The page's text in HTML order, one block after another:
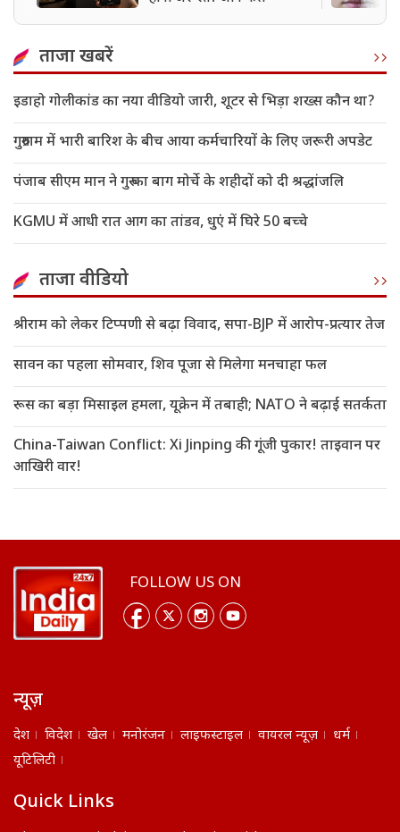
ताजा खबरें
इडाहो गोलीकांड का नया वीडियो जारी, शूटर से भिड़ा शख्स कौन था?
गुरुग्राम में भारी बारिश के बीच आया कर्मचारियों के लिए जरूरी अपडेट
पंजाब सीएम मान ने गुरु का बाग मोर्चे के शहीदों को दी श्रद्धांजलि
KGMU में आधी रात आग का तांडव, धुएं में घिरे 50 बच्चे
ताजा वीडियो
श्रीराम को लेकर टिप्पणी से बढ़ा विवाद, सपा-BJP में आरोप-प्रत्यार तेज
सावन का पहला सोमवार, शिव पूजा से मिलेगा मनचाहा फल
रूस का बड़ा मिसाइल हमला, यूक्रेन में तबाही; NATO ने बढ़ाई सतर्कता
China-Taiwan Conflict: Xi Jinping की गूंजी पुकार! ताइवान पर
आखिरी वार!
FOLLOW US ON
न्यूज़
देश विदेश खेल मनोरंजन लाइफस्टाइल वायरल न्यूज़
धर्म
यूटिलिटी
Quick Links